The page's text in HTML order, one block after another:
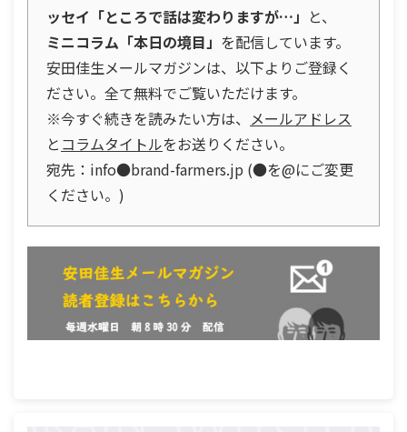
ッセイ「ところで話は変わりますが…」 と、
ミニコラム「本日の境目」 を配信しています。
安田佳生メールマガジンは、以下よりご登録く
ださい。全て無料でご覧いただけます。
※今すぐ続きを読みたい方は、 メールアドレス
と コラムタイトルをお送りください。
宛先：info●brand-farmers.jp (●を@にご変更
ください。)